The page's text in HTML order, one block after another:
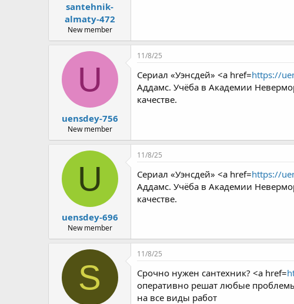
santehnik-
almaty-472
New member
U
uensdey-756
New member
11/8/25
Сериал «Уэнсдей» <a href=https://
Аддамс. Учёба в Академии
качестве.
U
uensdey-696
New member
11/8/25
Сериал «Уэнсдей» <a href=https://
Аддамс. Учёба в Академии
качестве.
S
11/8/25
Срочно нужен сантехник? <a href=
оперативно решат любые
на все виды работ